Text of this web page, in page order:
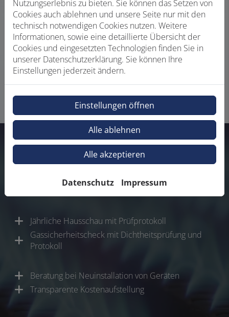
verschmutzen, was den Gasverbrauch erhöht und die
Leistung schwächt. Ein regelmäßiger Check aller
Leitungen und Geräte ist also nicht nur wichtig für Ihre
Sicherheit, sondern schont auf lange Sicht auch Ihren
Geldbeutel. Wir übernehmen für Sie die jährliche
Hausschau und den vorgeschriebenen Gas-Check –
damit Sie sich entspannt zurücklehnen können.
Unser Angebot für Sie:
Jährliche Hausschau mit Prüfprotokoll
Gassicherheitscheck mit Dichtheitsprüfung und
Protokoll
Beratung bei Neuinstallation von Geräten
Transparente Kostenaufstellung
Nutzungserlebnis zu bieten. Sie können das Setzen von
Cookies auch ablehnen und unsere Seite nur mit den
technisch notwendigen Cookies nutzen. Weitere
Informationen, sowie eine detaillierte Übersicht der
Cookies und eingesetzten Technologien finden Sie in
unserer Datenschutzerklärung. Sie können Ihre
Einstellungen jederzeit ändern.
Einstellungen öffnen
Alle ablehnen
Alle akzeptieren
Datenschutz Impressum